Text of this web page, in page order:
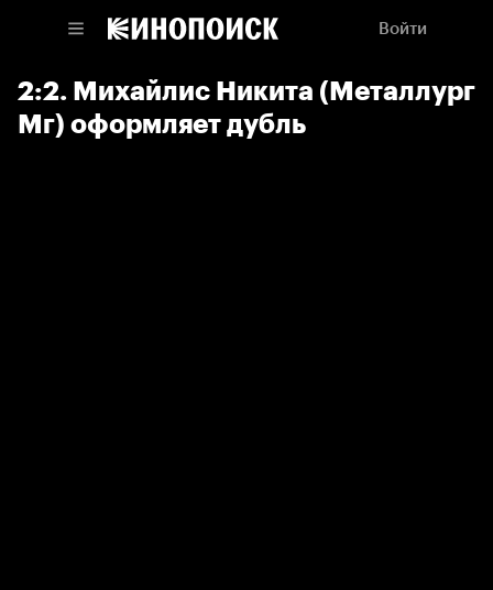
Войти
2:2. Михайлис Никита (Металлург
Мг) оформляет дубль